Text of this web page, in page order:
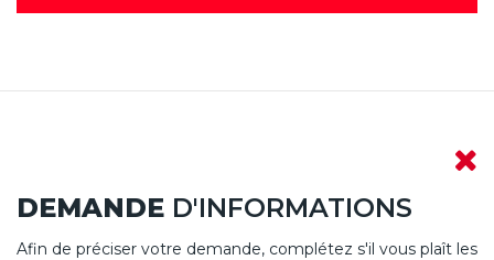
DEMANDE D'INFORMATIONS
Afin de préciser votre demande, complétez s'il vous plaît les